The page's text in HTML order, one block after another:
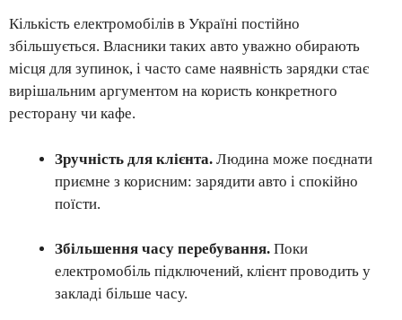
Кількість електромобілів в Україні постійно
збільшується. Власники таких авто уважно обирають
місця для зупинок, і часто саме наявність зарядки стає
вирішальним аргументом на користь конкретного
ресторану чи кафе.
Зручність для клієнта. Людина може поєднати
приємне з корисним: зарядити авто і спокійно
поїсти.
Збільшення часу перебування. Поки
електромобіль підключений, клієнт проводить у
закладі більше часу.